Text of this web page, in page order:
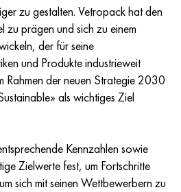
zu gestalten. Vetropack hat den
zu prägen und sich zu einem
der für seine
und Produkte industrieweit
Rahmen der neuen Strategie 2030
als wichtiges Ziel
Kennzahlen sowie
Zielwerte fest, um Fortschritte
sich mit seinen Wettbewerbern zu